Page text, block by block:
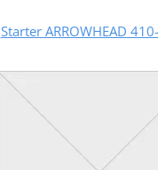
Starter ARROWHEAD